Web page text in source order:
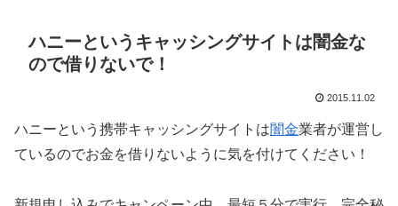
ハニーというキャッシングサイトは闇金な
ので借りないで！
2015.11.02
ハニーという携帯キャッシングサイトは闇金業者が運営し
ているのでお金を借りないように気を付けてください！